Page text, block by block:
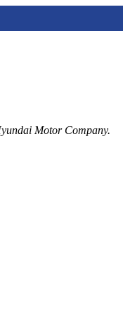
Motor Company.